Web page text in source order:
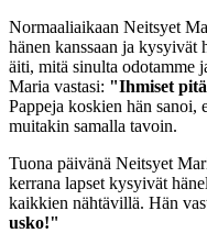
Normaaliaikaan Neitsyet
hänen kanssaan ja
äiti, mitä sinulta odotamme
Maria vastasi: "Ihmiset
Pappeja koskien hän sanoi,
muitakin samalla tavoin.
Tuona päivänä Neitsyet
kerrana lapset kysyivät
kaikkien nähtävillä. Hän
usko!"